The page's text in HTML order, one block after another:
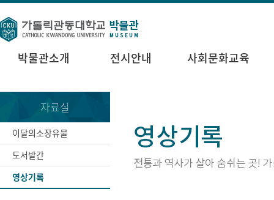
박물관소개 전시안내 사회문화교육
자료실
이달의소장유물
도서발간
영상기록